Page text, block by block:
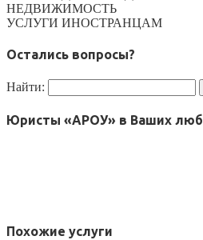
НЕДВИЖИМОСТЬ
УСЛУГИ ИНОСТРАНЦАМ
Остались вопросы?
Найти:
Юристы «АРОУ» в Ваших
Похожие услуги